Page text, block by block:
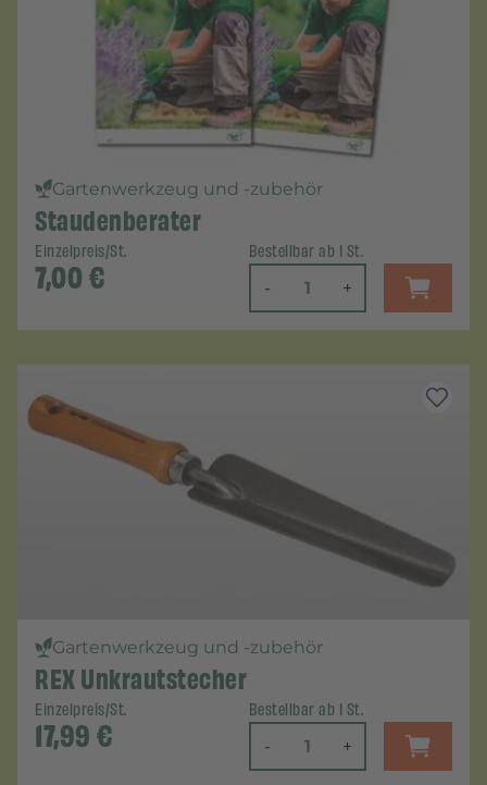
Gartenwerkzeug und -zubehör
Staudenberater
Einzelpreis/St.
7,00€
Bestellbar ab 1 St.
- +
Gartenwerkzeug und -zubehör
REX Unkrautstecher
Einzelpreis/St.
17,99€
Bestellbar ab 1 St.
- +